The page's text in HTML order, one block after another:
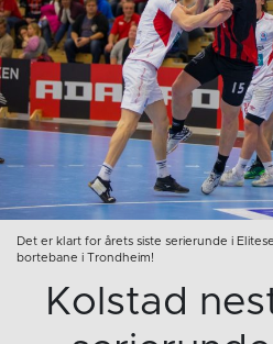
Det er klart for årets siste serierunde i
bortebane i Trondheim!
Kolstad